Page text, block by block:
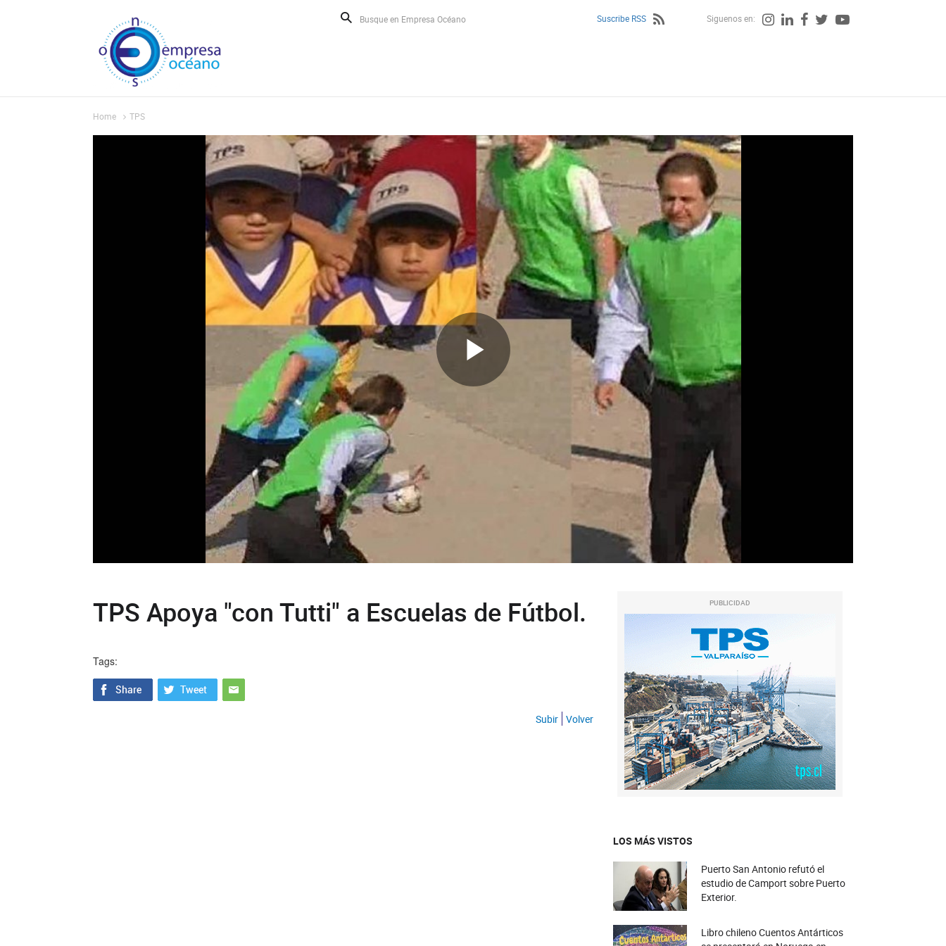
Suscribe RSS Siguenos en:
Home TPS
TPS Apoya "con Tutti" a Escuelas de Fútbol.
Tags:
Subir Volver
PUBLICIDAD
LOS MÁS VISTOS
Puerto San Antonio refutó el
estudio de Camport sobre Puerto
Exterior.
Libro chileno Cuentos Antárticos